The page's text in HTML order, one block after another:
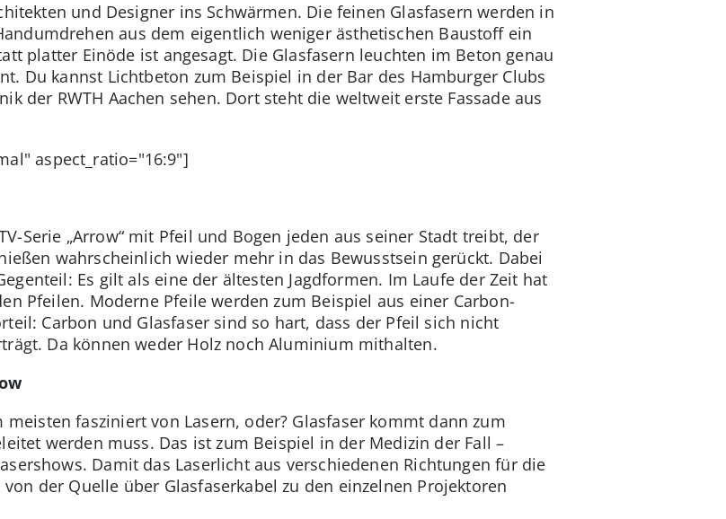
und Designer ins Schwärmen. Die feinen Glasfasern werden in
aus dem eigentlich weniger ästhetischen Baustoff ein
platter Einöde ist angesagt. Die Glasfasern leuchten im Beton genau
Du kannst Lichtbeton zum Beispiel in der Bar des Hamburger Clubs
der RWTH Aachen sehen. Dort steht die weltweit erste Fassade aus
aspect_ratio="16:9"]
Serie „Arrow“ mit Pfeil und Bogen jeden aus seiner Stadt treibt, der
wahrscheinlich wieder mehr in das Bewusstsein gerückt. Dabei
Es gilt als eine der ältesten Jagdformen. Im Laufe der Zeit hat
Pfeilen. Moderne Pfeile werden zum Beispiel aus einer Carbon-
Carbon und Glasfaser sind so hart, dass der Pfeil sich nicht
Da können weder Holz noch Aluminium mithalten.
fasziniert von Lasern, oder? Glasfaser kommt dann zum
werden muss. Das ist zum Beispiel in der Medizin der Fall –
Damit das Laserlicht aus verschiedenen Richtungen für die
der Quelle über Glasfaserkabel zu den einzelnen Projektoren